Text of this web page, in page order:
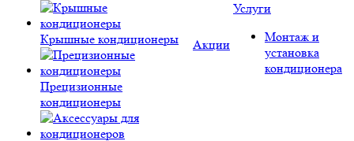
Крышные кондиционеры
Прецизионные
кондиционеры
Акции
Услуги
Монтаж и
установка
кондиционера